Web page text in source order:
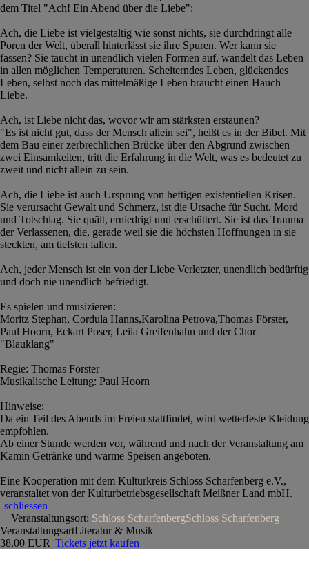
dem Titel "Ach! Ein Abend über die Liebe":
Ach, die Liebe ist vielgestaltig wie sonst nichts, sie durchdringt alle
Poren der Welt, überall hinterlässt sie ihre Spuren. Wer kann sie
fassen? Sie taucht in unendlich vielen Formen auf, wandelt das Leben
in allen möglichen Temperaturen. Scheiterndes Leben, glückendes
Leben, selbst noch das mittelmäßige Leben braucht einen Hauch
Liebe.
Ach, ist Liebe nicht das, wovor wir am stärksten erstaunen?
"Es ist nicht gut, dass der Mensch allein sei", heißt es in der Bibel. Mit
dem Bau einer zerbrechlichen Brücke über den Abgrund zwischen
zwei Einsamkeiten, tritt die Erfahrung in die Welt, was es bedeutet zu
zweit und nicht allein zu sein.
Ach, die Liebe ist auch Ursprung von heftigen existentiellen Krisen.
Sie verursacht Gewalt und Schmerz, ist die Ursache für Sucht, Mord
und Totschlag. Sie quält, erniedrigt und erschüttert. Sie ist das Trauma
der Verlassenen, die, gerade weil sie die höchsten Hoffnungen in sie
steckten, am tiefsten fallen.
Ach, jeder Mensch ist ein von der Liebe Verletzter, unendlich bedürftig
und doch nie unendlich befriedigt.
Es spielen und musizieren:
Moritz Stephan, Cordula Hanns,Karolina Petrova,Thomas Förster,
Paul Hoorn, Eckart Poser, Leila Greifenhahn und der Chor
"Blauklang"
Regie: Thomas Förster
Musikalische Leitung: Paul Hoorn
Hinweise:
Da ein Teil des Abends im Freien stattfindet, wird wetterfeste Kleidung
empfohlen.
Ab einer Stunde werden vor, während und nach der Veranstaltung am
Kamin Getränke und warme Speisen angeboten.
Eine Kooperation mit dem Kulturkreis Schloss Scharfenberg e.V.,
veranstaltet von der Kulturbetriebsgesellschaft Meißner Land mbH.
schliessen
Veranstaltungsort: Schloss ScharfenbergSchloss Scharfenberg
VeranstaltungsartLiteratur & Musik
38,00 EUR Tickets jetzt kaufen